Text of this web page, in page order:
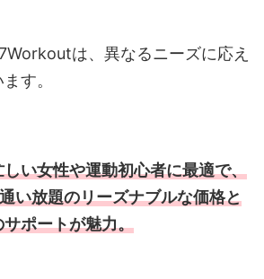
は、異なるニーズに応え
す。
い女性や運動初心者に最適で、
い放題のリーズナブルな価格と
ポートが魅力。